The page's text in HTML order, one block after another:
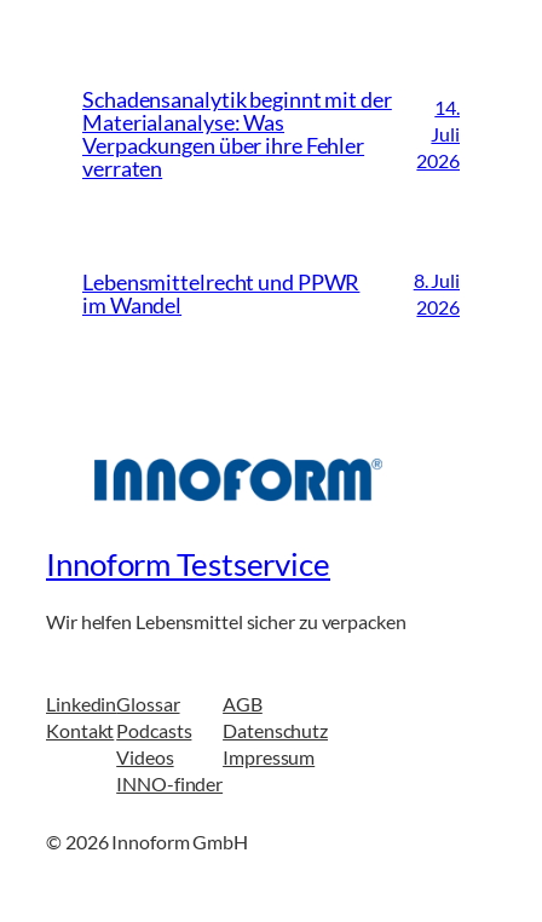
Schadensanalytik beginnt mit der
Materialanalyse: Was
Verpackungen über ihre Fehler
verraten
14.
Juli
2026
Lebensmittelrecht und PPWR
im Wandel
8. Juli
2026
Innoform Testservice
Wir helfen Lebensmittel sicher zu verpacken
Linkedin
Kontakt
Glossar
Podcasts
Videos
INNO-finder
AGB
Datenschutz
Impressum
© 2026 Innoform GmbH